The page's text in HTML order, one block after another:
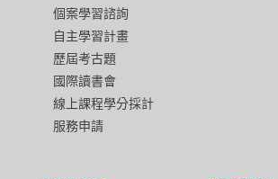
個案學習諮詢
自主學習計畫
歷屆考古題
國際讀書會
線上課程學分採計
服務申請